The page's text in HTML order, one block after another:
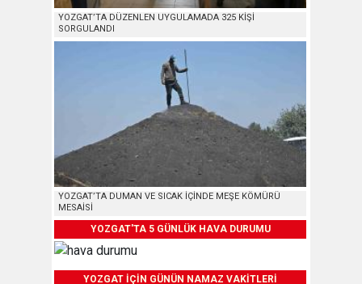
YOZGAT’TA DÜZENLEN UYGULAMADA 325 KİŞİ
SORGULANDI
YOZGAT’TA DUMAN VE SICAK İÇİNDE MEŞE KÖMÜRÜ
MESAİSİ
YOZGAT'TA 5 GÜNLÜK HAVA DURUMU
YOZGAT İÇİN GÜNÜN NAMAZ VAKİTLERİ